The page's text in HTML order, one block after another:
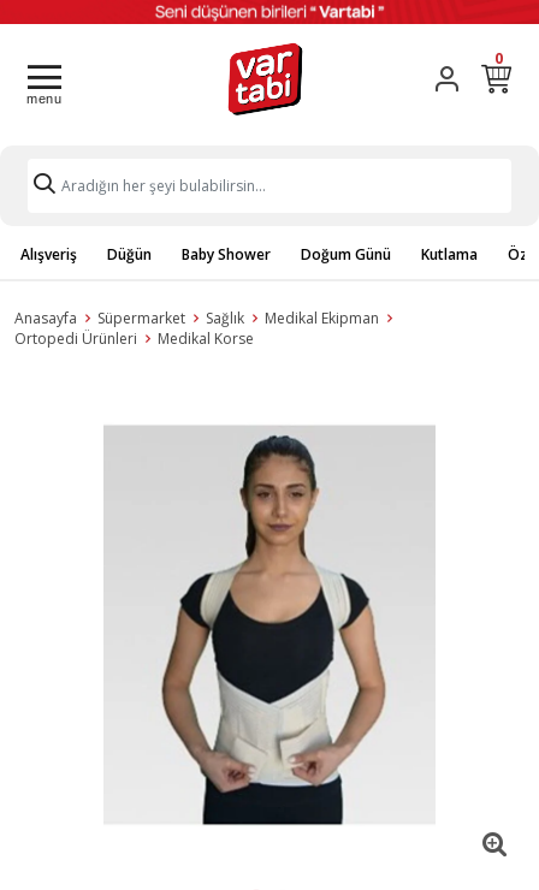
0
Alışveriş Düğün Baby Shower Doğum Günü Kutlama
Anasayfa Süpermarket Sağlık
Medikal Ekipman
Ortopedi Ürünleri
Medikal Korse